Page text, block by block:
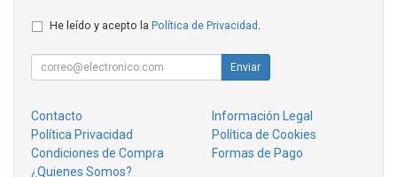
He leído y acepto la Política de Privacidad
Enviar
Contacto
Información Legal
Política Privacidad
Política de Cookies
Condiciones de Compra
Formas de Pago
¿Quienes Somos?